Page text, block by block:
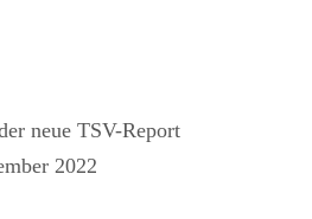
neue TSV-Report
2022